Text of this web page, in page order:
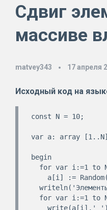
Сдвиг
массиве
matvey343 17 апреля
Исходный код на
const N = 10;
var a: array
begin